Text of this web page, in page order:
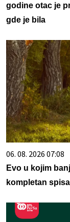
godine otac je
gde je bila
06. 08. 2026 07:08
Evo u kojim
kompletan